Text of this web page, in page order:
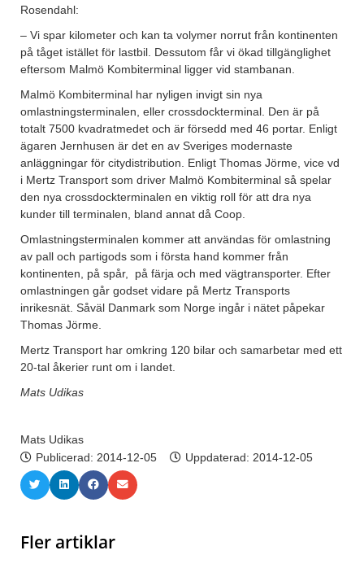
Rosendahl:
– Vi spar kilometer och kan ta volymer norrut från kontinenten
på tåget istället för lastbil. Dessutom får vi ökad tillgänglighet
eftersom Malmö Kombiterminal ligger vid stambanan.
Malmö Kombiterminal har nyligen invigt sin nya
omlastningsterminalen, eller crossdockterminal. Den är på
totalt 7500 kvadratmedet och är försedd med 46 portar. Enligt
ägaren Jernhusen är det en av Sveriges modernaste
anläggningar för citydistribution. Enligt Thomas Jörme, vice vd
i Mertz Transport som driver Malmö Kombiterminal så spelar
den nya crossdockterminalen en viktig roll för att dra nya
kunder till terminalen, bland annat då Coop.
Omlastningsterminalen kommer att användas för omlastning
av pall och partigods som i första hand kommer från
kontinenten, på spår, på färja och med vägtransporter. Efter
omlastningen går godset vidare på Mertz Transports
inrikesnät. Såväl Danmark som Norge ingår i nätet påpekar
Thomas Jörme.
Mertz Transport har omkring 120 bilar och samarbetar med ett
20-tal åkerier runt om i landet.
Mats Udikas
Mats Udikas
Publicerad: 2014-12-05 Uppdaterad: 2014-12-05
Fler artiklar